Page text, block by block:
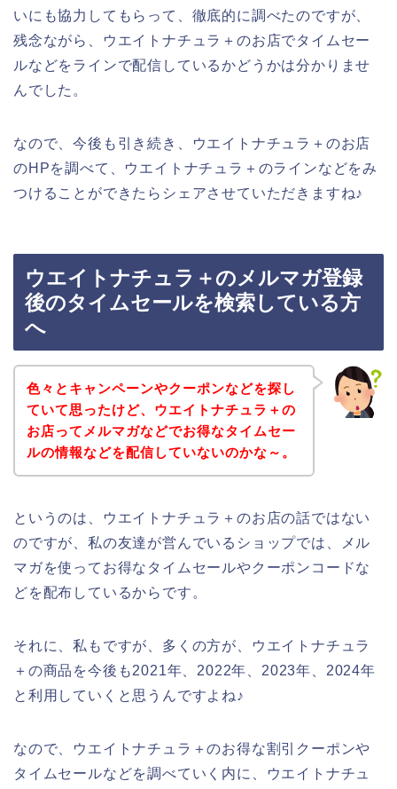
いにも協力してもらって、徹底的に調べたのですが、
残念ながら、ウエイトナチュラ＋のお店でタイムセー
ルなどをラインで配信しているかどうかは分かりませ
んでした。
なので、今後も引き続き、ウエイトナチュラ＋のお店
のHPを調べて、ウエイトナチュラ＋のラインなどをみ
つけることができたらシェアさせていただきますね♪
ウエイトナチュラ＋のメルマガ登録
後のタイムセールを検索している方
へ
色々とキャンペーンやクーポンなどを探し
ていて思ったけど、ウエイトナチュラ＋の
お店ってメルマガなどでお得なタイムセー
ルの情報などを配信していないのかな～。
というのは、ウエイトナチュラ＋のお店の話ではない
のですが、私の友達が営んでいるショップでは、メル
マガを使ってお得なタイムセールやクーポンコードな
どを配布しているからです。
それに、私もですが、多くの方が、ウエイトナチュラ
＋の商品を今後も2021年、2022年、2023年、2024年
と利用していくと思うんですよね♪
なので、ウエイトナチュラ＋のお得な割引クーポンや
タイムセールなどを調べていく内に、ウエイトナチュ